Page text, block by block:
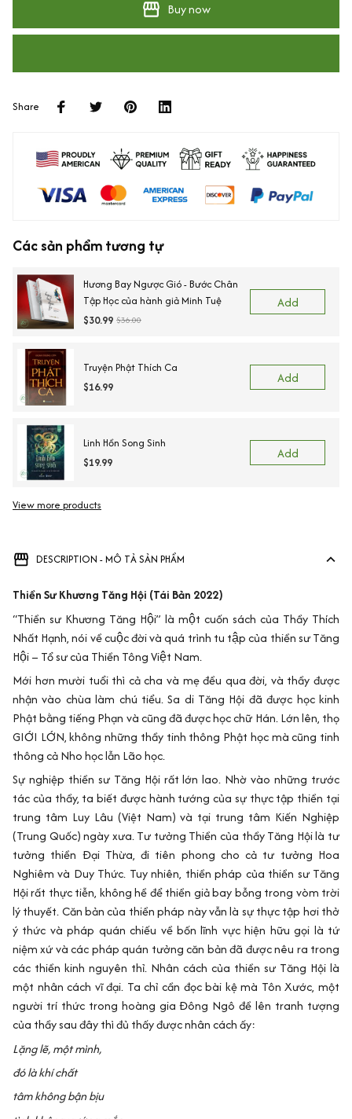
Buy now
Share
Các sản phẩm tương tự
Hương Bay Ngược Gió - Bước Chân
Tập Học của hành giả Minh Tuệ
$30.99 $36.00
Add
Truyện Phật Thích Ca
$16.99
Add
Linh Hồn Song Sinh
$19.99
Add
View more products
DESCRIPTION - MÔ TẢ SẢN PHẨM
Thiền Sư Khương Tăng Hội (Tái Bản 2022)
“Thiền sư Khương Tăng Hội” là một cuốn sách của Thầy Thích
Nhất Hạnh, nói về cuộc đời và quá trình tu tập của thiền sư Tăng
Hội – Tổ sư của Thiền Tông Việt Nam.
Mới hơn mười tuổi thì cả cha và mẹ đều qua đời, và thầy được
nhận vào chùa làm chú tiểu. Sa di Tăng Hội đã được học kinh
Phật bằng tiếng Phạn và cũng đã được học chữ Hán. Lớn lên, thọ
GIỚI LỚN, không những thầy tinh thông Phật học mà cũng tinh
thông cả Nho học lẫn Lão học.
Sự nghiệp thiền sư Tăng Hội rất lớn lao. Nhờ vào những trước
tác của thầy, ta biết được hành tướng của sự thực tập thiền tại
trung tâm Luy Lâu (Việt Nam) và tại trung tâm Kiến Nghiệp
(Trung Quốc) ngày xưa. Tư tưởng Thiền của thầy Tăng Hội là tư
tưởng thiền Đại Thừa, đi tiên phong cho cả tư tưởng Hoa
Nghiêm và Duy Thức. Tuy nhiên, thiền pháp của thiền sư Tăng
Hội rất thực tiễn, không hề để thiền giả bay bỗng trong vòm trời
lý thuyết. Căn bản của thiền pháp này vẫn là sự thực tập hơi thở
ý thức và pháp quán chiếu về bốn lĩnh vực hiện hữu gọi là tứ
niệm xứ và các pháp quán tưởng căn bản đã được nêu ra trong
các thiền kinh nguyên thỉ. Nhân cách của thiền sư Tăng Hội là
một nhân cách vĩ đại. Ta chỉ cần đọc bài kệ mà Tôn Xước, một
người trí thức trong hoàng gia Đông Ngô đề lên tranh tượng
của thầy sau đây thì đủ thấy được nhân cách ấy:
Lặng lẽ, một mình,
đó là khí chất
tâm không bận bịu